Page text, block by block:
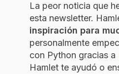
La peor noticia que
esta newsletter.
inspiración para
personalmente
con Python gracias a
Hamlet te ayudó o